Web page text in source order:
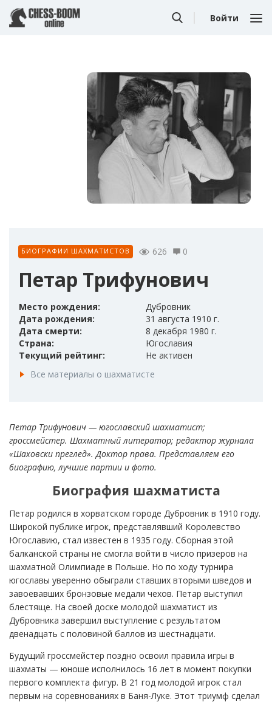
Войти
БИОГРАФИИ ШАХМАТИСТОВ 626 0
Петар Трифунович
Место рождения:
Дубровник
Дата рождения:
31 августа 1910 г.
Дата смерти:
8 декабря 1980 г.
Страна:
Югославия
Текущий рейтинг:
Не активен
Все материалы о шахматисте
Петар Трифунович — югославский шахматист;
гроссмейстер. Шахматный литератор; редактор журнала
«Шаховски преглед». Доктор права. Представляем его
биографию, лучшие партии и фото.
Биография шахматиста
Петар родился в хорватском городе Дубровник в 1910 году.
Широкой публике игрок, представлявший Королевство
Югославию, стал известен в 1935 году. Сборная этой
балканской страны не смогла войти в число призеров на
шахматной Олимпиаде в Польше. Но по ходу турнира
югославы уверенно обыграли ставших вторыми шведов и
завоевавших бронзовые медали чехов. Петар выступил
блестяще. На своей доске молодой шахматист из
Дубровника завершил выступление с результатом
двенадцать с половиной баллов из шестнадцати.
Будущий гроссмейстер поздно освоил правила игры в
шахматы — юноше исполнилось 16 лет в момент покупки
первого комплекта фигур. В 21 год молодой игрок стал
первым на соревнованиях в Баня-Луке. Этот триумф сделал